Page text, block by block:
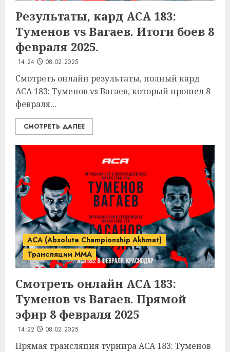
Результаты, кард ACA 183:
Туменов vs Вагаев. Итоги боев 8
февраля 2025.
14:24 08.02.2025
Смотреть онлайн результаты, полный кард
ACA 183: Туменов vs Вагаев, который прошел 8
февраля...
СМОТРЕТЬ ДАЛЕЕ
ACA (Absolute Championship Akhmat)
Трансляции MMA
Смотреть онлайн ACA 183:
Туменов vs Вагаев. Прямой
эфир 8 февраля 2025
14:22 08.02.2025
Прямая трансляция турнира ACA 183: Туменов